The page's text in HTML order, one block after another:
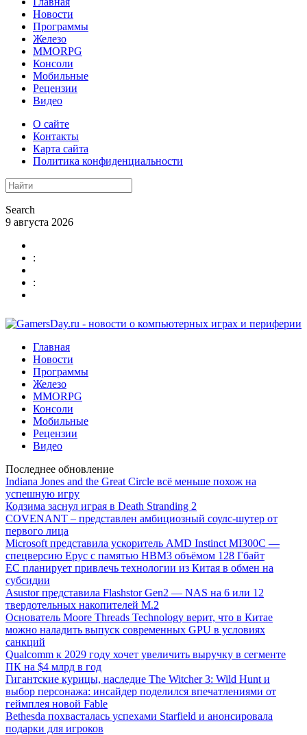
Новости
Программы
Железо
MMORPG
Консоли
Мобильные
Рецензии
Видео
О сайте
Контакты
Карта сайта
Политика конфиденциальности
Search
9 августа 2026
:
:
Главная
Новости
Программы
Железо
MMORPG
Консоли
Мобильные
Рецензии
Видео
Последнее обновление
Indiana Jones and the Great Circle всё меньше похож на
успешную игру
Кодзима заснул играя в Death Stranding 2
COVENANT – представлен амбициозный соулс-шутер от
первого лица
Microsoft представила ускоритель AMD Instinct MI300C —
спецверсию Epyc с памятью HBM3 объёмом 128 Гбайт
ЕС планирует привлечь технологии из Китая в обмен на
субсидии
Asustor представила Flashstor Gen2 — NAS на 6 или 12
твердотельных накопителей M.2
Основатель Moore Threads Technology верит, что в Китае
можно наладить выпуск современных GPU в условиях
санкций
Qualcomm к 2029 году хочет увеличить выручку в сегменте
ПК на $4 млрд в год
Гигантские курицы, наследие The Witcher 3: Wild Hunt и
выбор персонажа: инсайдер поделился впечатлениями от
геймплея новой Fable
Bethesda похвасталась успехами Starfield и анонсировала
подарки для игроков